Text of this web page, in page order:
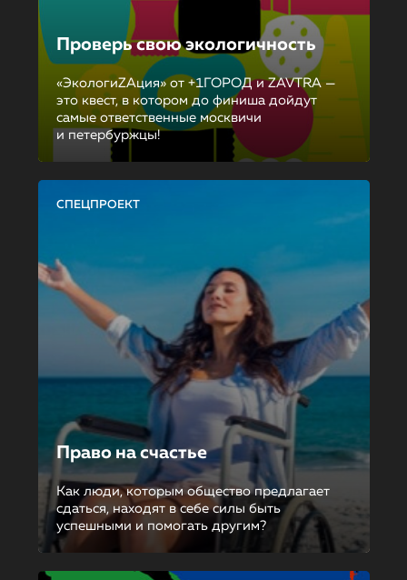
Проверь свою экологичность
«ЭкологиZAция» от +1ГОРОД и ZAVTRA —
это квест, в котором до финиша дойдут
самые ответственные москвичи
и петербуржцы!
СПЕЦПРОЕКТ
Право на счастье
Как люди, которым общество предлагает
сдаться, находят в себе силы быть
успешными и помогать другим?